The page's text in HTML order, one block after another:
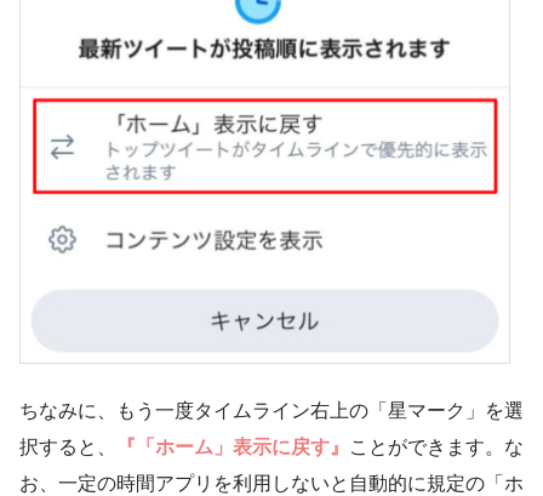
ちなみに、もう一度タイムライン右上の「星マーク」を選
択すると、
『「ホーム」表示に戻す』
ことができます。な
お、一定の時間アプリを利用しないと自動的に規定の「ホ